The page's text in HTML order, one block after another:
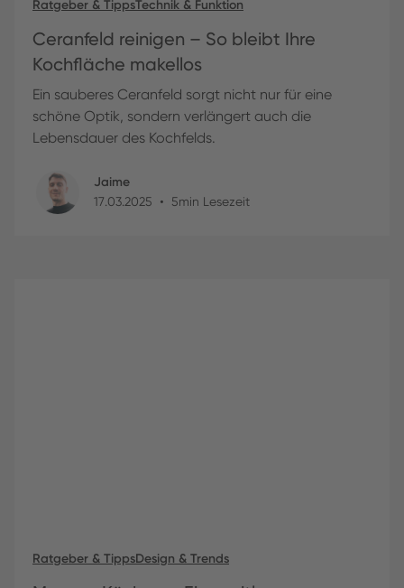
Ratgeber & TippsTechnik & Funktion
Ceranfeld reinigen – So bleibt Ihre
Kochfläche makellos
Ein sauberes Ceranfeld sorgt nicht nur für eine
schöne Optik, sondern verlängert auch die
Lebensdauer des Kochfelds.
Jaime
17.03.2025 • 5min Lesezeit
Ratgeber & TippsDesign & Trends